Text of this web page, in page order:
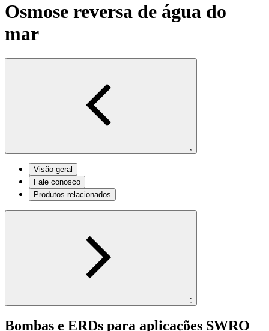
Osmose reversa de água do
mar
;
Visão geral
Fale conosco
Produtos relacionados
;
Bombas e ERDs para aplicações SWRO